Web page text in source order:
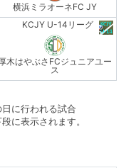
横浜ミラオーネFC JY
KCJY U-14リーグ
木はやぶさFCジュニアユー
ス
に行われる試合
に表示されます。